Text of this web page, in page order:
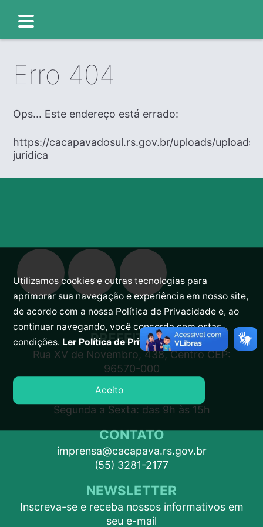
Erro 404
Ops... Este endereço está errado:
https://cacapavadosul.rs.gov.br/uploads/
juridica
PREFEITURA
Rua XV de Novembro, 438, Centro CEP:
96570-000
ATENDIMENTO
Segunda a Sexta: das 9h às 15h
CONTATO
imprensa@cacapava.rs.gov.br
(55) 3281-2177
NEWSLETTER
Inscreva-se e receba nossos informativos em
seu e-mail
Utilizamos cookies e outras tecnologias para
aprimorar sua navegação e experiência em nosso site,
de acordo com a nossa Política de Privacidade e, ao
continuar navegando, você concorda com estas
condições. Ler Política de Privacidade.
Aceito